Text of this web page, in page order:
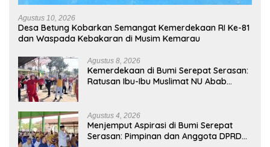
Agustus 10, 2026
Desa Betung Kobarkan Semangat Kemerdekaan RI Ke-81
dan Waspada Kebakaran di Musim Kemarau
Agustus 8, 2026
Kemerdekaan di Bumi Serepat Serasan:
Ratusan Ibu-Ibu Muslimat NU Abab
Agustus 4, 2026
Menjemput Aspirasi di Bumi Serepat
Serasan: Pimpinan dan Anggota DPRD